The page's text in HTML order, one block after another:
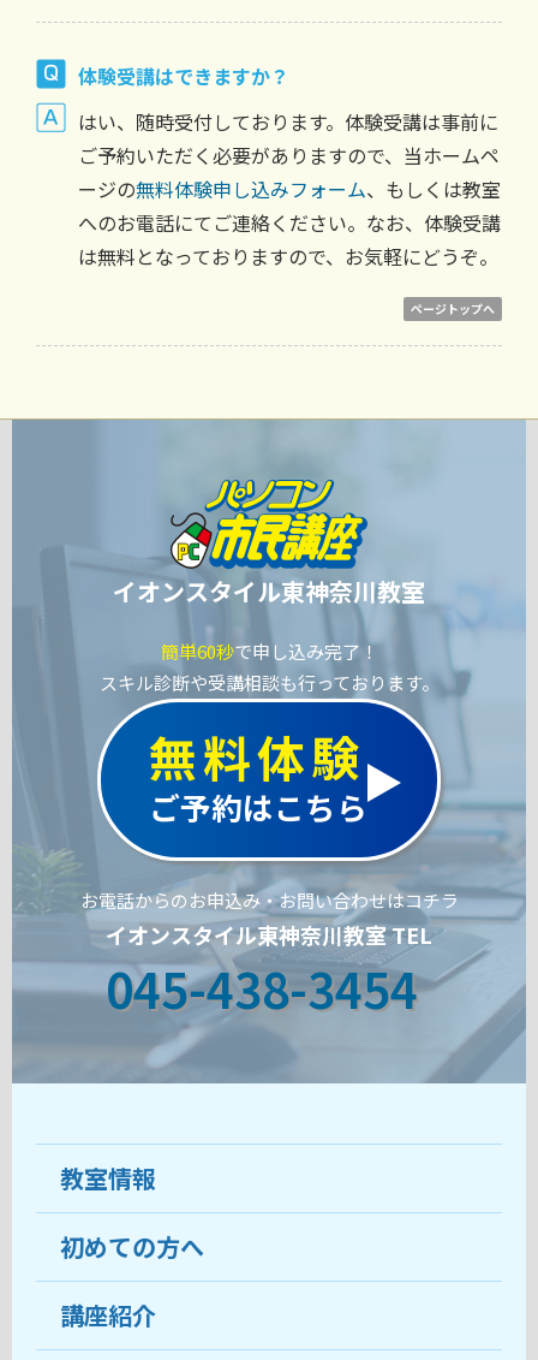
体験受講はできますか？
はい、随時受付しております。体験受講は事前に
ご予約いただく必要がありますので、当ホームペ
ージの無料体験申し込みフォーム、もしくは教室
へのお電話にてご連絡ください。なお、体験受講
は無料となっておりますので、お気軽にどうぞ。
ページトップへ
イオンスタイル東神奈川教室
簡単60秒で申し込み完了！
スキル診断や受講相談も行っております。
無料体験
ご予約はこちら
お電話からのお申込み・お問い合わせはコチラ
イオンスタイル東神奈川教室 TEL
045-438-3454
教室情報
教室について
受講生の声
初めての方へ
ココがおすすめ
講座紹介